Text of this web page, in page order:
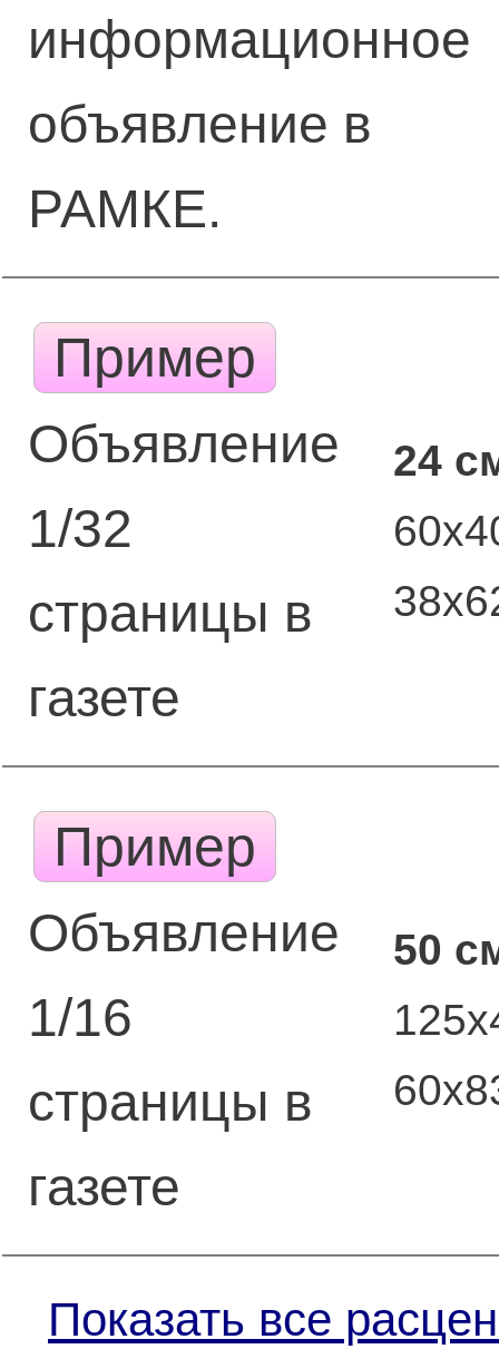
информационное
объявление в
РАМКЕ.
Пример
Объявление
1/32
страницы в
газете
24
Пример
Объявление
1/16
страницы в
газете
50
Показать все